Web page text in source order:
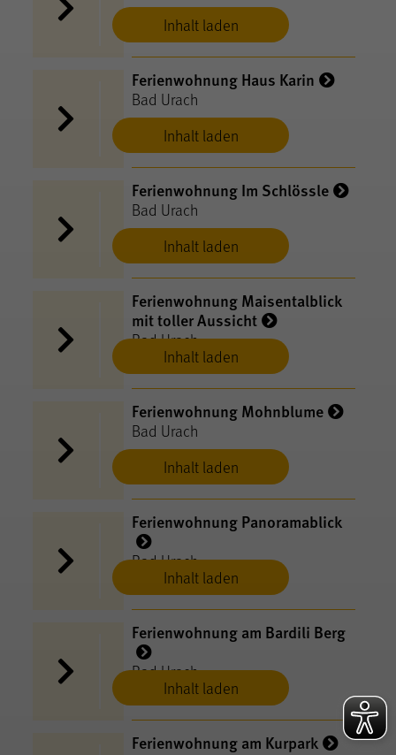
Inhalt laden
Inhalt laden
Ferienwohnung Haus Karin
Bad Urach
Inhalt laden
Ferienwohnung Im Schlössle
Bad Urach
Inhalt laden
Ferienwohnung Maisentalblick
mit toller Aussicht
Bad Urach
Inhalt laden
Ferienwohnung Mohnblume
Bad Urach
Inhalt laden
Ferienwohnung Panoramablick
Bad Urach
Inhalt laden
Ferienwohnung am Bardili Berg
Bad Urach
Ferienwohnung am Kurpark